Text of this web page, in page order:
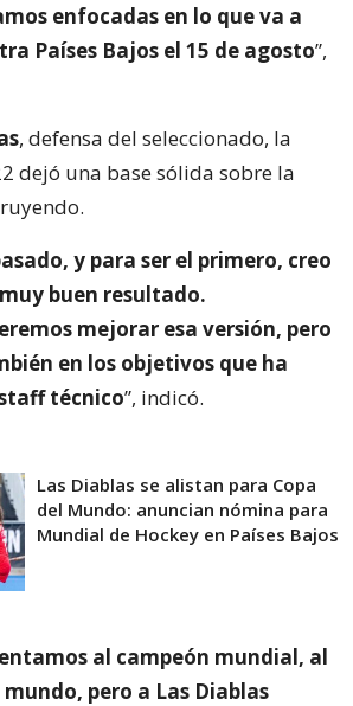
enfocadas en lo que va a
Países Bajos el 15 de agosto”,
, defensa del seleccionado, la
dejó una base sólida sobre la
y para ser el primero, creo
buen resultado.
mejorar esa versión, pero
en los objetivos que ha
técnico”, indicó.
Las Diablas se alistan para Copa
del Mundo: anuncian nómina para
Mundial de Hockey en Países Bajos
al campeón mundial, al
pero a Las Diablas